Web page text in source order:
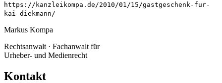
https://kanzleikompa.de/2010/01/15/gastgeschenk-fur-
kai-diekmann/
Markus Kompa
Rechtsanwalt · Fachanwalt für
Urheber- und Medienrecht
Kontakt